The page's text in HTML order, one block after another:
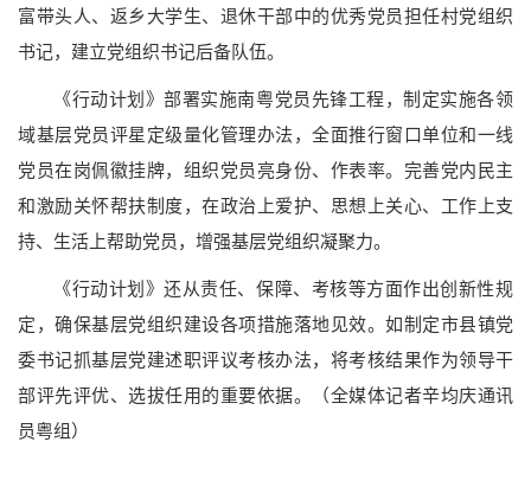
富带头人、返乡大学生、退休干部中的优秀党员担任村党组织
书记，建立党组织书记后备队伍。
《行动计划》部署实施南粤党员先锋工程，制定实施各领
域基层党员评星定级量化管理办法，全面推行窗口单位和一线
党员在岗佩徽挂牌，组织党员亮身份、作表率。完善党内民主
和激励关怀帮扶制度，在政治上爱护、思想上关心、工作上支
持、生活上帮助党员，增强基层党组织凝聚力。
《行动计划》还从责任、保障、考核等方面作出创新性规
定，确保基层党组织建设各项措施落地见效。如制定市县镇党
委书记抓基层党建述职评议考核办法，将考核结果作为领导干
部评先评优、选拔任用的重要依据。（全媒体记者辛均庆通讯
员粤组）